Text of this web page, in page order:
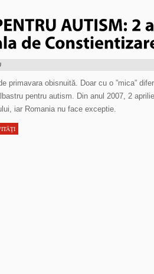
primavara obisnuită. Doar cu o ”mica”
pentru autism. Din anul 2007, 2
iar Romania nu face exceptie.